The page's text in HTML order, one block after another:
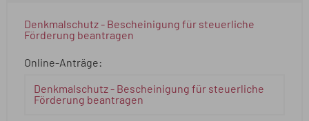
Denkmalschutz - Bescheinigung für steuerliche
Förderung beantragen
Online-Anträge:
Denkmalschutz - Bescheinigung für steuerliche
Förderung beantragen